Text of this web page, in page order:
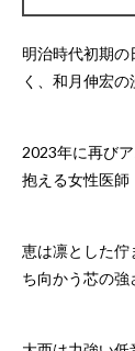
明治時代初期
く、和月伸宏の
2023年に再び
抱える女性医師
恵は凛とした佇
ち向かう芯の強